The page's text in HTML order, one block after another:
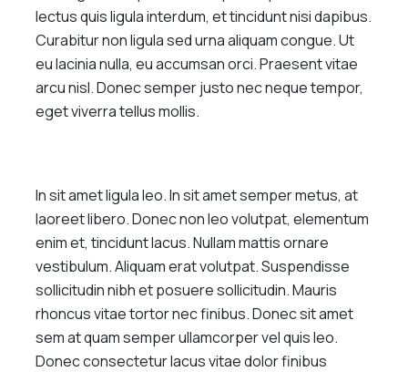
lectus quis ligula interdum, et tincidunt nisi dapibus.
Curabitur non ligula sed urna aliquam congue. Ut
eu lacinia nulla, eu accumsan orci. Praesent vitae
arcu nisl. Donec semper justo nec neque tempor,
eget viverra tellus mollis.
In sit amet ligula leo. In sit amet semper metus, at
laoreet libero. Donec non leo volutpat, elementum
enim et, tincidunt lacus. Nullam mattis ornare
vestibulum. Aliquam erat volutpat. Suspendisse
sollicitudin nibh et posuere sollicitudin. Mauris
rhoncus vitae tortor nec finibus. Donec sit amet
sem at quam semper ullamcorper vel quis leo.
Donec consectetur lacus vitae dolor finibus